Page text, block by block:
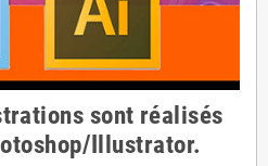
sont réalisés
Illustrator.